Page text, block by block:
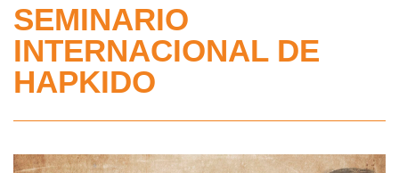
Sedes
administrativas
Horario
al
selectivos
para
la
contratación
del
Reglamento
de
régimen
interno
de
centros
de
inclusión
en
el
de
SEMINARIO
INTERNACIONAL DE
HAPKIDO